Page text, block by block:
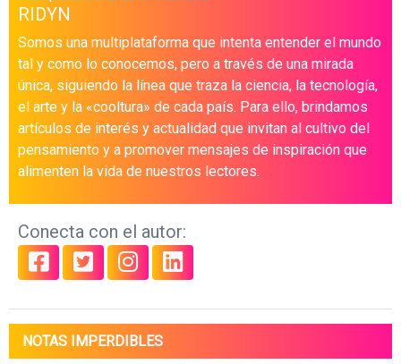
RIDYN
Somos una multiplataforma que intenta entender el mundo
tal y como lo conocemos, pero a través de una mirada
única, siguiendo la línea que traza la ciencia, la tecnología,
el arte y la «cooltura» de cada país. Para ello, brindamos
artículos de interés y actualidad que invitan al cultivo del
pensamiento y a promover mensajes de inspiración que
alimenten la vida de nuestros lectores.
Conecta con el autor:
NOTAS IMPERDIBLES